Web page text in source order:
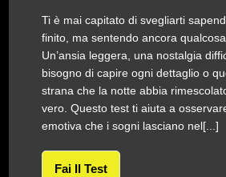
Ti è mai capitato di svegliarti
finito, ma sentendo ancora
Un’ansia leggera, una nostalgia
bisogno di capire ogni dettaglio o
strana che la notte abbia
vero. Questo test ti aiuta a
emotiva che i sogni lasciano nel[...]
Fai Il Test